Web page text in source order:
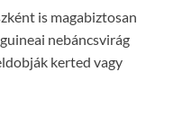
is magabiztosan
nebáncsvirág
kerted vagy